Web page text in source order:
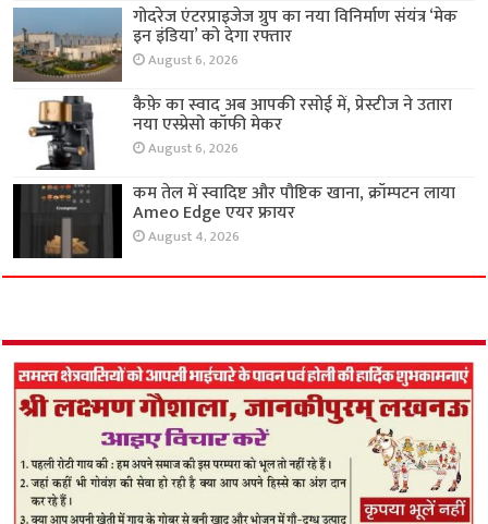
गोदरेज एंटरप्राइजेज ग्रुप का नया विनिर्माण संयंत्र ‘मेक
इन इंडिया’ को देगा रफ्तार
August 6, 2026
कैफ़े का स्वाद अब आपकी रसोई में, प्रेस्टीज ने उतारा
नया एस्प्रेसो कॉफी मेकर
August 6, 2026
कम तेल में स्वादिष्ट और पौष्टिक खाना, क्रॉम्पटन लाया
Ameo Edge एयर फ्रायर
August 4, 2026